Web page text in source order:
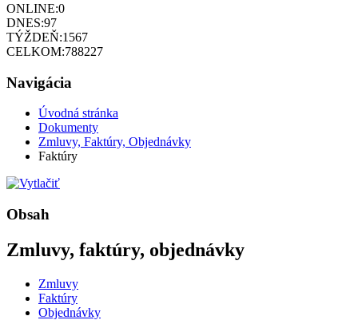
ONLINE:0
DNES:97
TÝŽDEŇ:1567
CELKOM:788227
Navigácia
Úvodná stránka
Dokumenty
Zmluvy, Faktúry, Objednávky
Faktúry
Obsah
Zmluvy, faktúry, objednávky
Zmluvy
Faktúry
Objednávky